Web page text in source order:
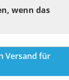
wenn das
Versand für